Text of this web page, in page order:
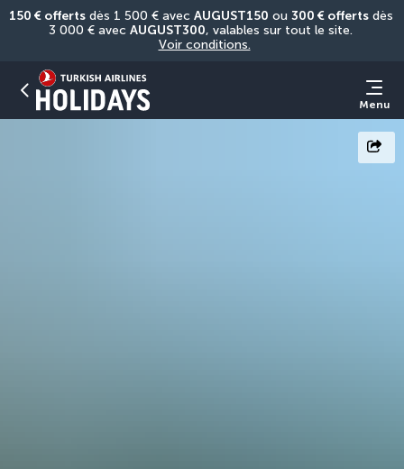
150 € offerts dès 1 500 € avec AUGUST150 ou 300 € offerts dès
3 000 € avec AUGUST300
Voir conditions.
Menu